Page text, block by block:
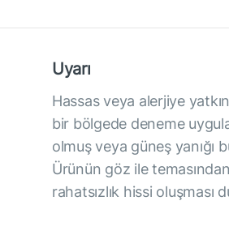
Uyarı
Hassas veya alerjiye
bir bölgede deneme
olmuş veya güneş yanığı
Ürünün göz ile
rahatsızlık hissi oluşması